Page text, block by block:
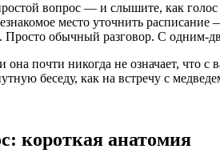
вопрос — и слышите, как
место уточнить
Просто обычный разговор. С одним-
она почти никогда не означает, что с
беседу, как на встречу с
короткая анатомия